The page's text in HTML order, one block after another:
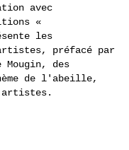
avec
«
les
préfacé par
des
de l'abeille,